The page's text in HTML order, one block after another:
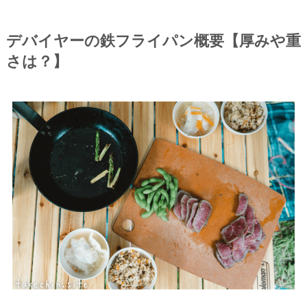
デバイヤーの鉄フライパン概要【厚みや重
さは？】